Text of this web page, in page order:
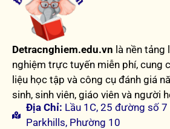
Detracnghiem.edu.vn là nền
nghiệm trực tuyến miễn phí, cung
liệu học tập và công cụ đánh giá
sinh, sinh viên, giáo viên và người
Địa Chỉ: Lầu 1C, 25 đường số 7
Parkhills, Phường 10